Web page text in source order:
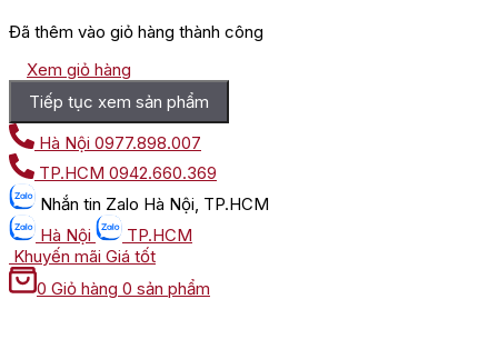
Đã thêm vào giỏ hàng thành công
Xem giỏ hàng
Tiếp tục xem sản phẩm
Hà Nội 0977.898.007
TP.HCM 0942.660.369
Nhắn tin Zalo Hà Nội, TP.HCM
Hà Nội
TP.HCM
Khuyến mãi Giá tốt
0 Giỏ hàng 0 sản phẩm